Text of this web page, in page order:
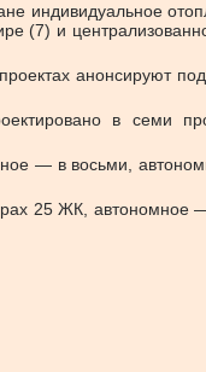
индивидуальное
(7) и
анонсируют
в семи
— в восьми,
25 ЖК, автономное